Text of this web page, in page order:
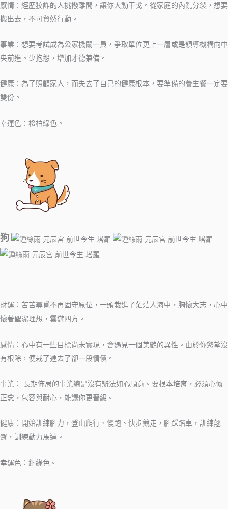
感情：經歷狡詐的人挑撥離間，讓你大動干戈。從家庭的內亂分裂，想要
搬出去，不可貿然行動。
事業：想要考試成為公家機關一員，爭取單位更上一層或是領導機構向中
央前進。少抱怨，增加才德兼備。
健康：為了照顧家人，而失去了自己的健康根本，要準備的養生餐一定要
雙份。
幸運色：松柏綠色。
狗
財運：苦苦尋覓不再固守原位，一頭栽進了茫茫人海中，胸懷大志，心中
懷著聖潔理想，雲遊四方。
感情：心中有一些目標尚未實現，會遇見一個美艷的異性。由於你慾望沒
有根除，便栽了進去了卻一段情債。
事業： 長期佈局的事業總是沒有辦法如心順意。要根本培育，必須心懷
正念，包容與耐心，能讓你更晉級。
健康：開始訓練腳力，登山爬行、慢跑、快步競走，腳踩踏車，訓練翹
臀，訓練動力馬達。
幸運色：銅綠色。